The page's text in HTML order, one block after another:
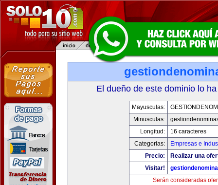
El dueño de este dominio lo
Mayusculas:
Minusculas:
Longitud:
16 caracteres
Categorias:
Empresas e
Precio:
Realizar una
Visitar!
Serán consideradas